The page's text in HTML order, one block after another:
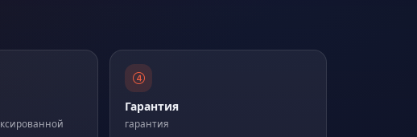
Гарантия
гарантия